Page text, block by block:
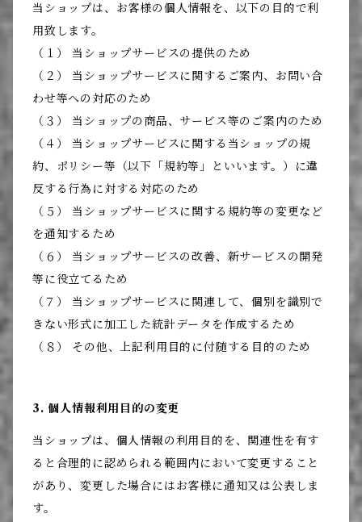
当ショップは、お客様の個人情報を、以下の目的で利
用致します。
（１） 当ショップサービスの提供のため
（２） 当ショップサービスに関するご案内、お問い合
わせ等への対応のため
（３） 当ショップの商品、サービス等のご案内のため
（４） 当ショップサービスに関する当ショップの規
約、ポリシー等（以下「規約等」といいます。）に違
反する行為に対する対応のため
（５） 当ショップサービスに関する規約等の変更など
を通知するため
（６） 当ショップサービスの改善、新サービスの開発
等に役立てるため
（７） 当ショップサービスに関連して、個別を識別で
きない形式に加工した統計データを作成するため
（８） その他、上記利用目的に付随する目的のため
3. 個人情報利用目的の変更
当ショップは、個人情報の利用目的を、関連性を有す
ると合理的に認められる範囲内において変更すること
があり、変更した場合にはお客様に通知又は公表しま
す。